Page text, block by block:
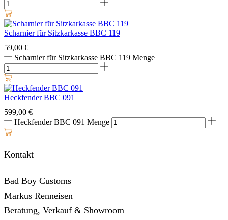
Scharnier für Sitzkarkasse BBC 119
59,00 €
Scharnier für Sitzkarkasse BBC 119 Menge
Heckfender BBC 091
599,00 €
Heckfender BBC 091 Menge
Kontakt
Bad Boy Customs
Markus Renneisen
Beratung, Verkauf & Showroom